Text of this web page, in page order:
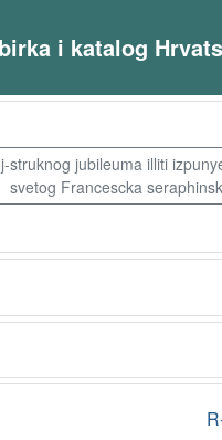
i katalog
struknog jubileuma illiti
svetog Francescka